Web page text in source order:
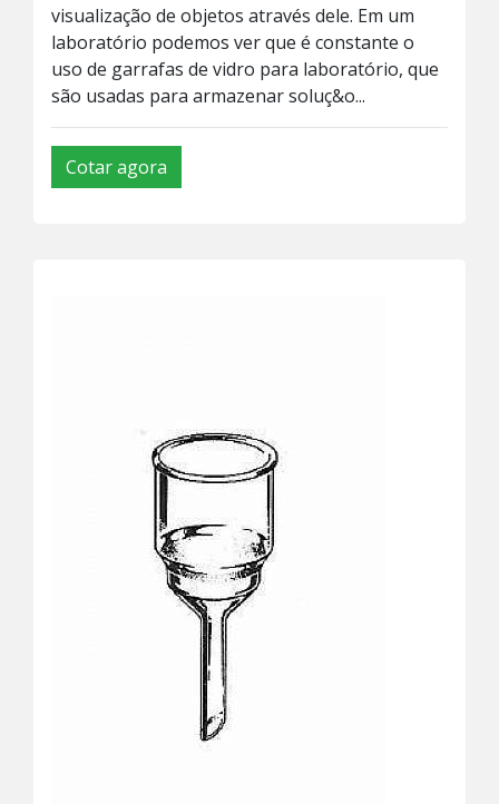
visualização de objetos através dele. Em um
laboratório podemos ver que é constante o
uso de garrafas de vidro para laboratório, que
são usadas para armazenar soluç&o...
Cotar agora